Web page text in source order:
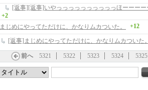
+2
まじめにやってただけに、かなりムカついた。 +12
[返事]まじめにやってただけに、かなりムカついた。
前へ 5321 5322 5323 5324 5325